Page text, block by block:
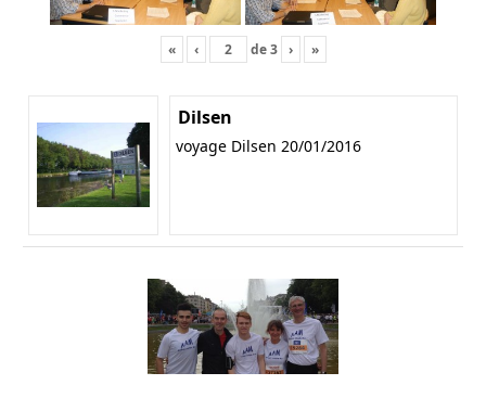
« ‹ de3 › »
Dilsen
voyage Dilsen 20/01/2016